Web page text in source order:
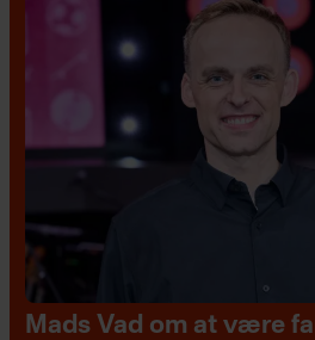
Mads Vad om at være